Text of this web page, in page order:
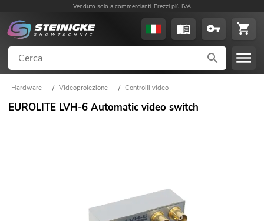
Venduto solo a commercianti. Prezzi più IVA
Hardware / Videoproiezione / Controlli video
EUROLITE LVH-6 Automatic video switch